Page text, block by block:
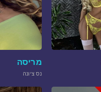
מריסה
נס ציונה